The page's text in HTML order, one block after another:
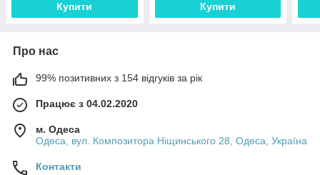
Купити Купити
Про нас
99% позитивних з 154 відгуків за рік
Працює з 04.02.2020
м. Одеса
Одеса, вул. Композитора Ніщинського 28, Одеса, Україна
Контакти